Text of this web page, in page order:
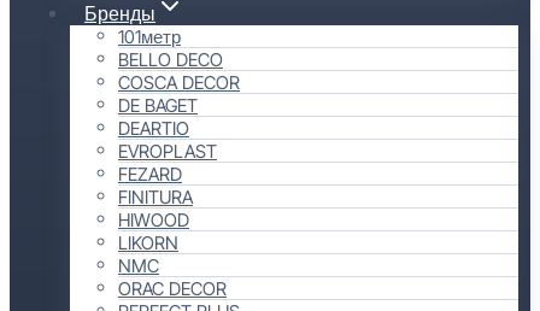
Бренды
101метр
BELLO DECO
COSCA DECOR
DE BAGET
DEARTIO
EVROPLAST
FEZARD
FINITURA
HIWOOD
LIKORN
NMC
ORAC DECOR